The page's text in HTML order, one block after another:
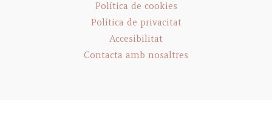
Política de cookies
Política de privacitat
Accesibilitat
Contacta amb nosaltres